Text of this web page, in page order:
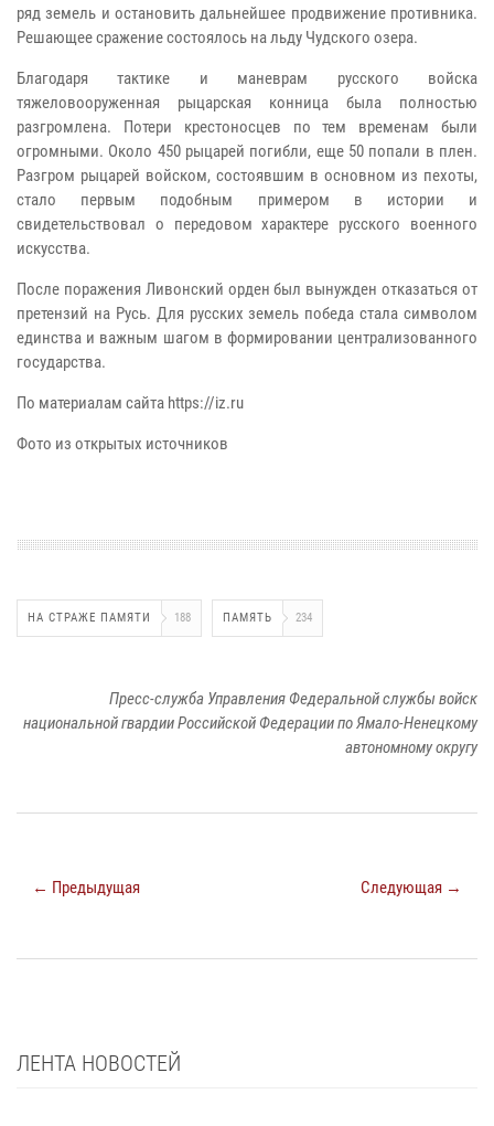
ряд земель и остановить дальнейшее продвижение противника.
Решающее сражение состоялось на льду Чудского озера.
Благодаря тактике и маневрам русского войска
тяжеловооруженная рыцарская конница была полностью
разгромлена. Потери крестоносцев по тем временам были
огромными. Около 450 рыцарей погибли, еще 50 попали в плен.
Разгром рыцарей войском, состоявшим в основном из пехоты,
стало первым подобным примером в истории и
свидетельствовал о передовом характере русского военного
искусства.
После поражения Ливонский орден был вынужден отказаться от
претензий на Русь. Для русских земель победа стала символом
единства и важным шагом в формировании централизованного
государства.
По материалам сайта https://iz.ru
Фото из открытых источников
НА СТРАЖЕ ПАМЯТИ 188 ПАМЯТЬ 234
Пресс-служба Управления Федеральной службы войск
национальной гвардии Российской Федерации по Ямало-Ненецкому
автономному округу
← Предыдущая Следующая →
ЛЕНТА НОВОСТЕЙ